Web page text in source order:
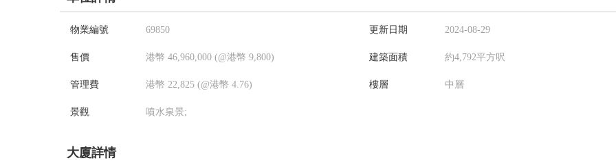
物業編號 69850
售價 港幣 46,960,000 (@港幣 9,800)
管理費 港幣 22,825 (@港幣 4.76)
景觀 噴水泉景;
更新日期 2024-08-29
建築面積 約4,792平方呎
樓層 中層
大廈詳情